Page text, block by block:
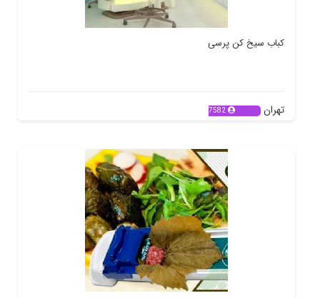
کباب سیخ کن پرسی
تهران 7582